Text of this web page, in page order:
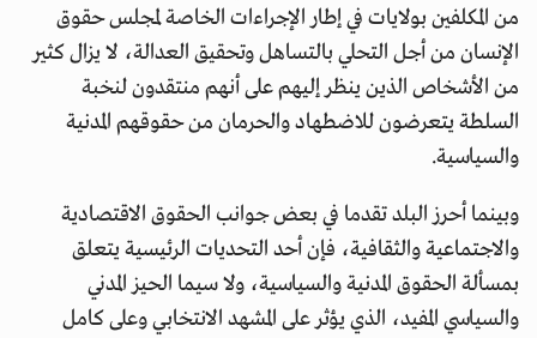
من المكلفين بولايات في إطار الإجراءات الخاصة لمجلس حقوق
الإنسان من أجل التحلي بالتساهل وتحقيق العدالة، لا يزال كثير
من الأشخاص الذين ينظر إليهم على أنهم منتقدون لنخبة
السلطة يتعرضون للاضطهاد والحرمان من حقوقهم المدنية
والسياسية.
وبينما أحرز البلد تقدما في بعض جوانب الحقوق الاقتصادية
والاجتماعية والثقافية، فإن أحد التحديات الرئيسية يتعلق
بمسألة الحقوق المدنية والسياسية، ولا سيما الحيز المدني
والسياسي المفيد، الذي يؤثر على المشهد الانتخابي وعلى كامل